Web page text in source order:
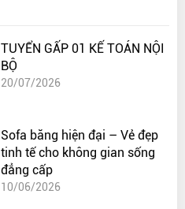
TUYỂN GẤP 01 KẾ TOÁN NỘI
BỘ
20/07/2026
Sofa băng hiện đại – Vẻ đẹp
tinh tế cho không gian sống
đẳng cấp
10/06/2026